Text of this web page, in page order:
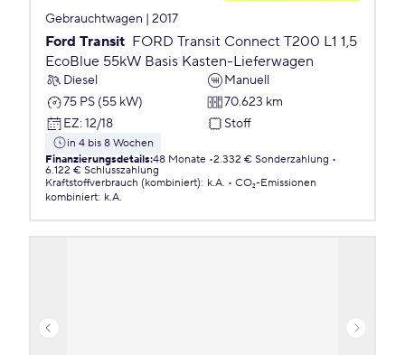
Gebrauchtwagen | 2017
Ford Transit FORD Transit Connect T200 L1 1,5
EcoBlue 55kW Basis Kasten-Lieferwagen
Diesel
Manuell
75 PS (55 kW)
70.623 km
EZ: 12/18 Stoff
in 4 bis 8 Wochen
Finanzierungsdetails:48 Monate 2.332 € Sonderzahlung
6.122 € Schlusszahlung
Kraftstoffverbrauch (kombiniert): k.A.
CO₂-Emissionen
kombiniert: k.A.